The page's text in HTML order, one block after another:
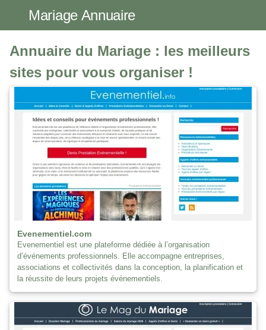
Mariage Annuaire
Annuaire du Mariage : les meilleurs
sites pour vous organiser !
Evenementiel.com
Evenementiel est une plateforme dédiée à l’organisation
d’événements professionnels. Elle accompagne entreprises,
associations et collectivités dans la conception, la planification et
la réussite de leurs projets événementiels.